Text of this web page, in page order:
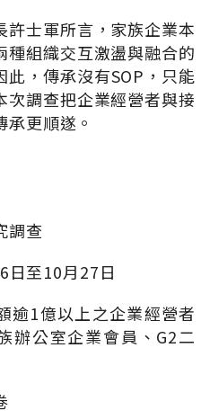
士軍所言，家族企業本
種組織交互激盪與融合的
，傳承沒有SOP，只能
次調查把企業經營者與接
更順遂。
調查
日至10月27日
逾1億以上之企業經營者
辦公室企業會員、G2二